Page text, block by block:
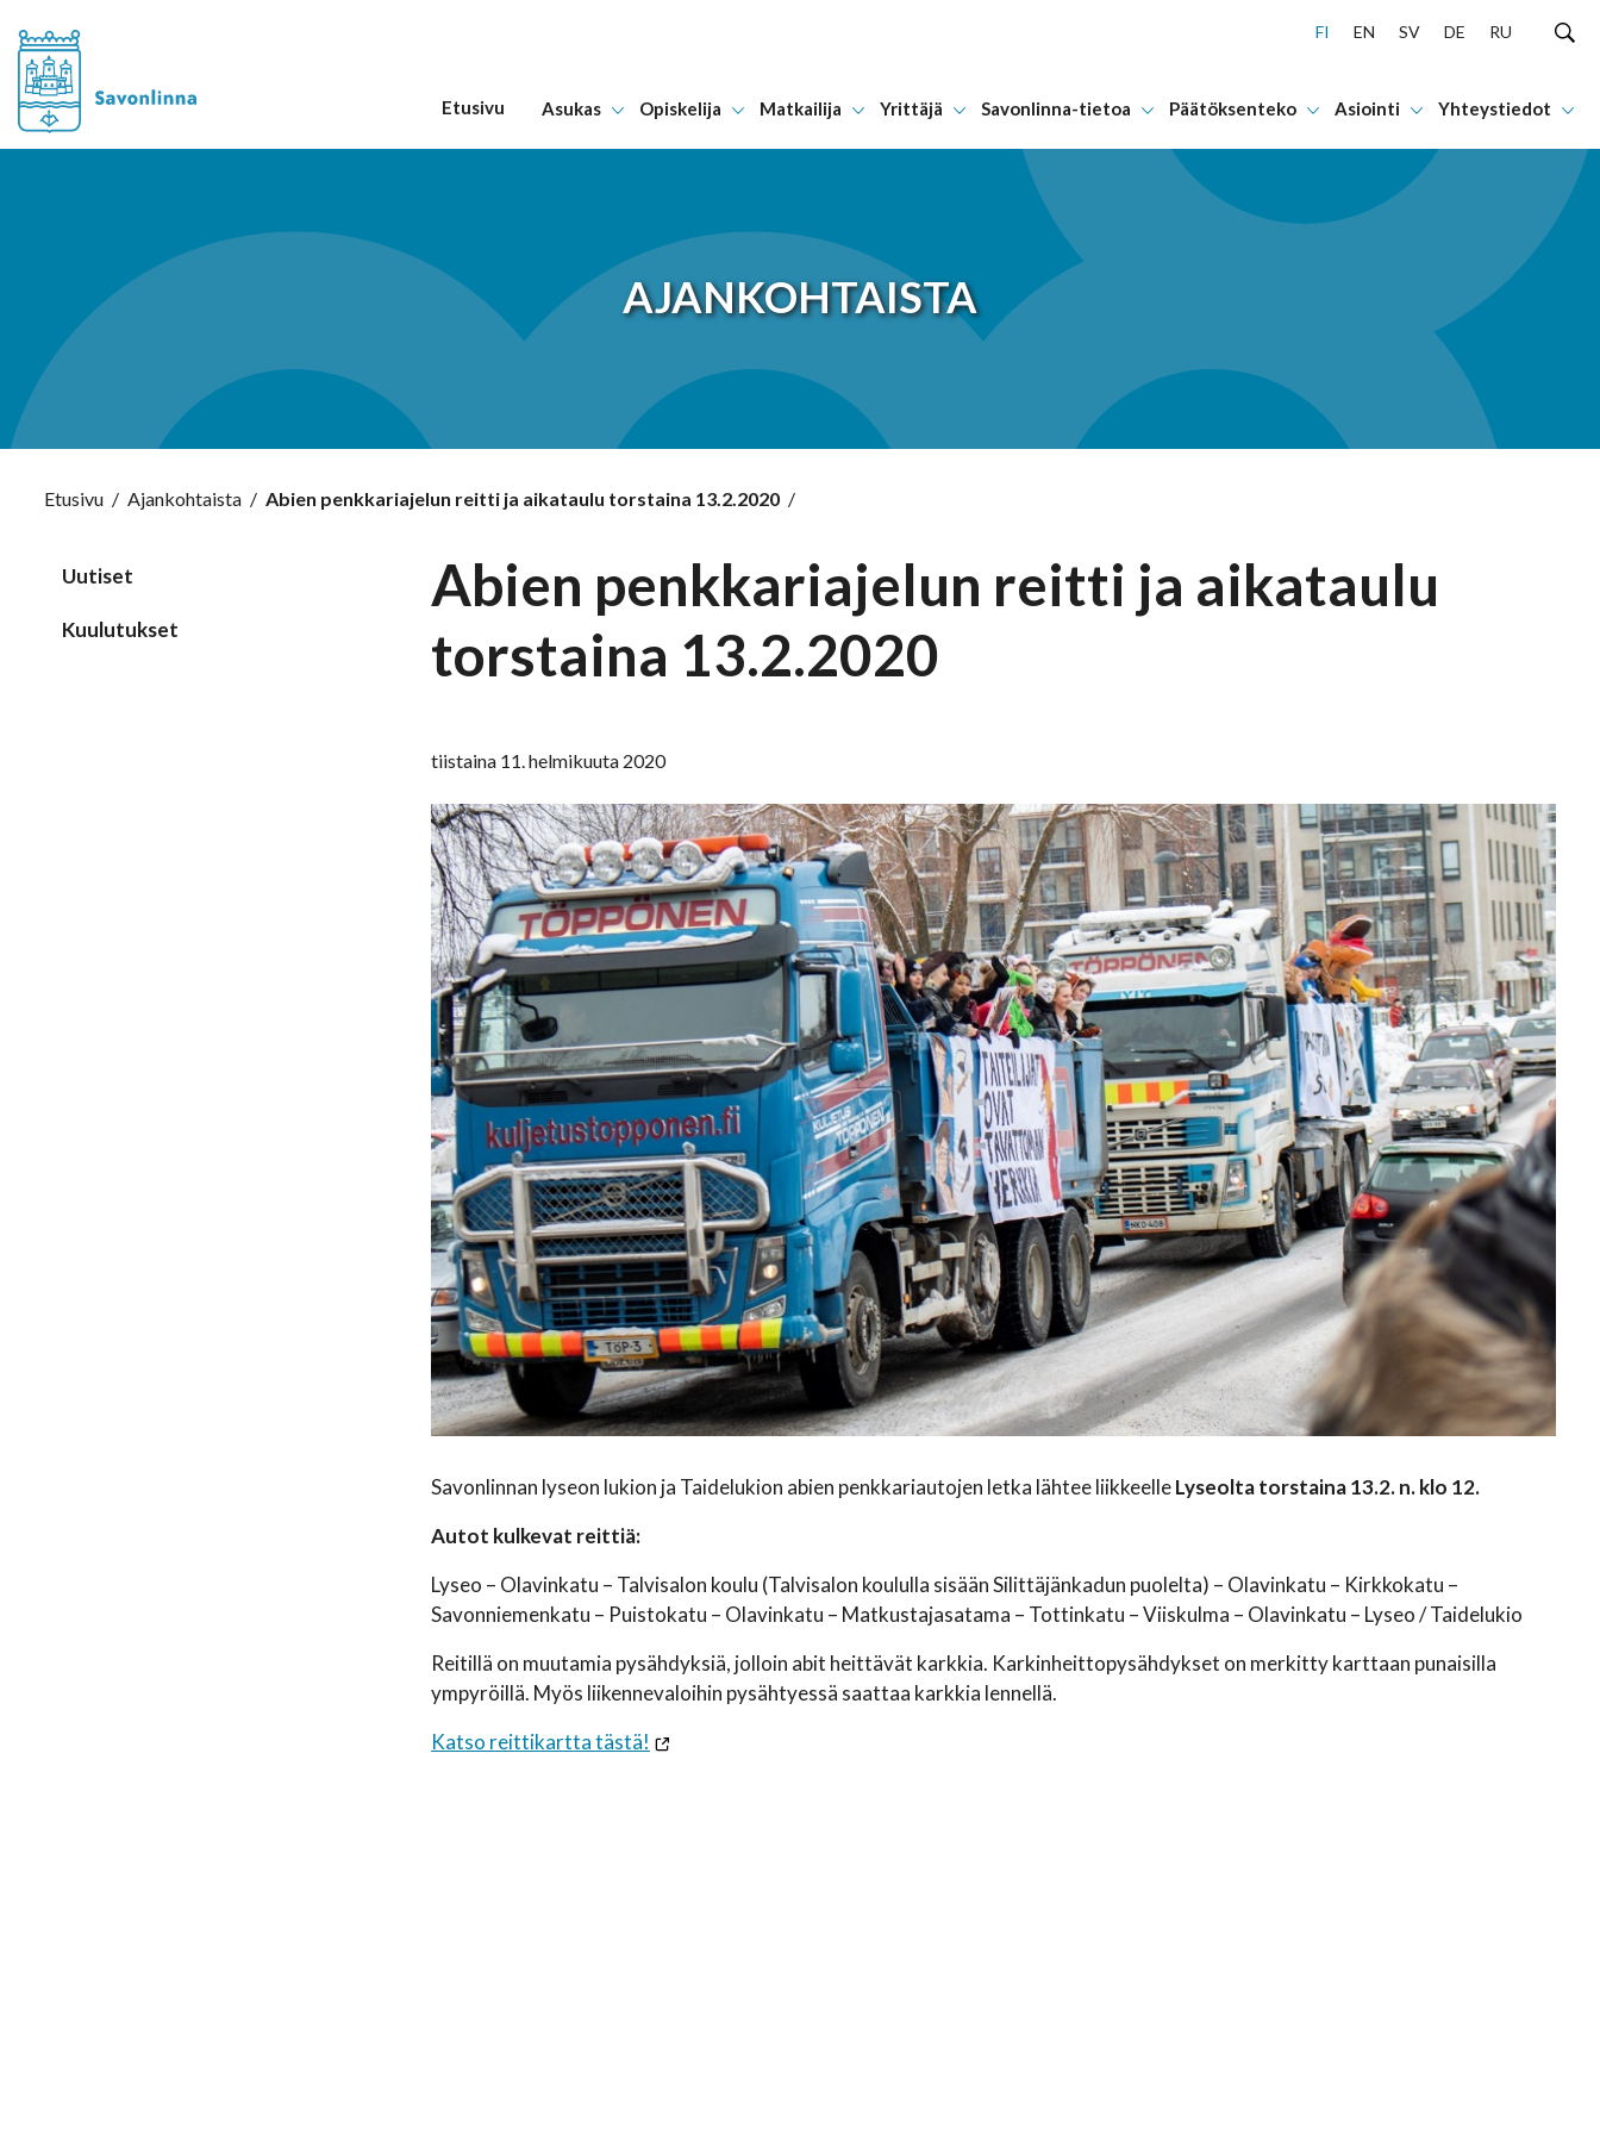
FI EN SV DE RU
Etusivu Asukas Opiskelija Matkailija Yrittäjä Savonlinna-tietoa Päätöksenteko Asiointi Yhteystiedot
AJANKOHTAISTA
Etusivu / Ajankohtaista / Abien penkkariajelun reitti ja aikataulu torstaina 13.2.2020 /
Uutiset
Kuulutukset
Abien penkkariajelun reitti ja aikataulu
torstaina 13.2.2020
tiistaina 11. helmikuuta 2020
Savonlinnan lyseon lukion ja Taidelukion abien penkkariautojen letka lähtee liikkeelleLyseolta torstaina 13.2. n. klo 12.
Autot kulkevat reittiä:
Lyseo – Olavinkatu – Talvisalon koulu (Talvisalon koululla sisään Silittäjänkadun puolelta) – Olavinkatu – Kirkkokatu –
Savonniemenkatu – Puistokatu – Olavinkatu – Matkustajasatama – Tottinkatu – Viiskulma – Olavinkatu – Lyseo / Taidelukio
Reitillä on muutamia pysähdyksiä, jolloin abit heittävät karkkia. Karkinheittopysähdykset on merkitty karttaan punaisilla
ympyröillä. Myös liikennevaloihin pysähtyessä saattaa karkkia lennellä.
Katso reittikartta tästä!